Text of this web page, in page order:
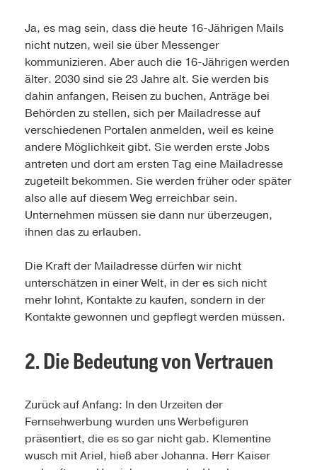
Ja, es mag sein, dass die heute 16-Jährigen Mails
nicht nutzen, weil sie über Messenger
kommunizieren. Aber auch die 16-Jährigen werden
älter. 2030 sind sie 23 Jahre alt. Sie werden bis
dahin anfangen, Reisen zu buchen, Anträge bei
Behörden zu stellen, sich per Mailadresse auf
verschiedenen Portalen anmelden, weil es keine
andere Möglichkeit gibt. Sie werden erste Jobs
antreten und dort am ersten Tag eine Mailadresse
zugeteilt bekommen. Sie werden früher oder später
also alle auf diesem Weg erreichbar sein.
Unternehmen müssen sie dann nur überzeugen,
ihnen das zu erlauben.
Die Kraft der Mailadresse dürfen wir nicht
unterschätzen in einer Welt, in der es sich nicht
mehr lohnt, Kontakte zu kaufen, sondern in der
Kontakte gewonnen und gepflegt werden müssen.
2. Die Bedeutung von Vertrauen
Zurück auf Anfang: In den Urzeiten der
Fernsehwerbung wurden uns Werbefiguren
präsentiert, die es so gar nicht gab. Klementine
wusch mit Ariel, hieß aber Johanna. Herr Kaiser